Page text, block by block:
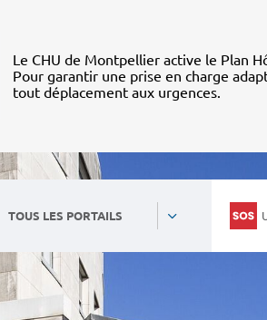
Le CHU de Montpellier active le Plan
Pour garantir une prise en charge
tout déplacement aux urgences.
TOUS LES PORTAILS